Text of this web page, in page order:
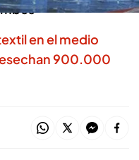
en el medio
900.000